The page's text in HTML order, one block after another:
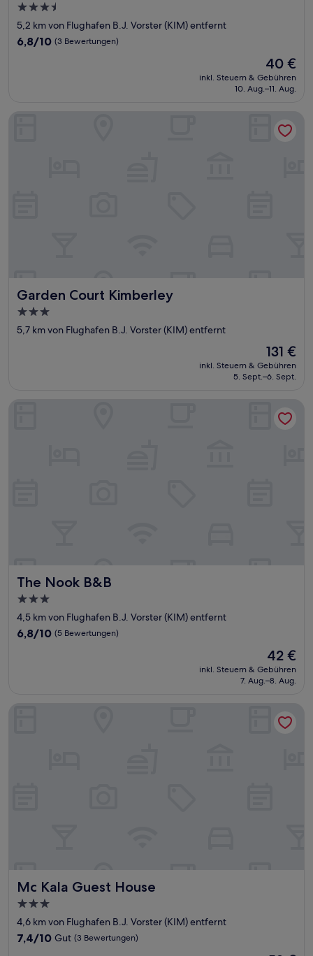
3.5-
Sterne-
Unterkunft
5,2 km von Flughafen B.J. Vorster (KIM) entfernt
6.8
6,8/10 (3 Bewertungen)
Der
Preis
beträgt
40 €
inkl. Steuern & Gebühren
10. Aug.–11. Aug.
Garden Court Kimberley
Garden Court Kimberley
3.0-
Sterne-
5,7 km von Flughafen B.J. Vorster (KIM) entfernt
Der
Preis
beträgt
131 €
inkl. Steuern & Gebühren
5. Sept.–6. Sept.
The Nook B&B
The Nook B&B
3.0-
Sterne-
Unterkunft
4,5 km von Flughafen B.J. Vorster (KIM) entfernt
6.8
6,8/10 (5 Bewertungen)
Der
Preis
beträgt
42 €
inkl. Steuern & Gebühren
7. Aug.–8. Aug.
The Nook B&B
Mc Kala Guest House
Mc Kala Guest House
3.0-
Sterne-
Unterkunft
4,6 km von Flughafen B.J. Vorster (KIM) entfernt
7.4
7,4/10 Gut (3 Bewertungen)